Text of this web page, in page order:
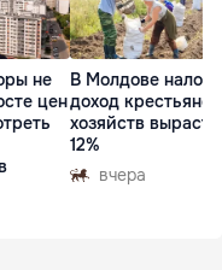
не
цен
В Молдове налог
доход
хозяйств
12%
вчера